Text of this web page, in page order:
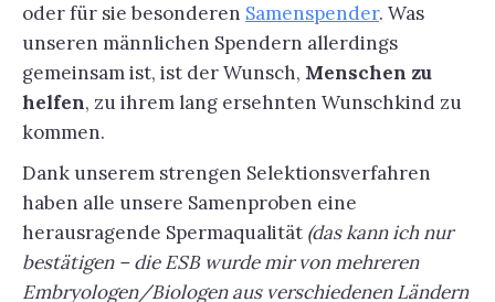
oder für sie besonderen Samenspender. Was
unseren männlichen Spendern allerdings
gemeinsam ist, ist der Wunsch, Menschen zu
helfen, zu ihrem lang ersehnten Wunschkind zu
kommen.
Dank unserem strengen Selektionsverfahren
haben alle unsere Samenproben eine
herausragende Spermaqualität (das kann ich nur
bestätigen – die ESB wurde mir von mehreren
Embryologen/Biologen aus verschiedenen Ländern